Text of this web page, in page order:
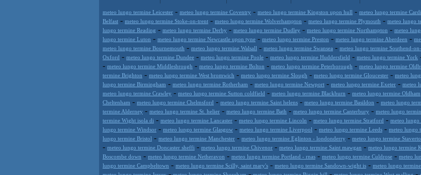
meteo lungo termine Leicester - meteo lungo termine Coventry - meteo lungo termine Kingston upon hull - meteo lungo termine
Belfast - meteo lungo termine Stoke-on-trent - meteo lungo termine Wolverhampton - meteo lungo termine Plymouth - meteo lungo
lungo termine Reading - meteo lungo termine Derby - meteo lungo termine Dudley - meteo lungo termine Northampton - meteo
lungo termine Luton - meteo lungo termine Newcastle upon tyne - meteo lungo termine Preston - meteo lungo termine Aberdeen -
meteo lungo termine Bournemouth - meteo lungo termine Walsall - meteo lungo termine Swansea - meteo lungo termine Southend-on-
Oxford - meteo lungo termine Dundee - meteo lungo termine Poole - meteo lungo termine Huddersfield - meteo lungo termine York
- meteo lungo termine Middlesbrough - meteo lungo termine Bolton - meteo lungo termine Peterborough - meteo lungo termine
termine Brighton - meteo lungo termine West bromwich - meteo lungo termine Slough - meteo lungo termine Gloucester - meteo
lungo termine Birmingham - meteo lungo termine Rotherham - meteo lungo termine Newport - meteo lungo termine Exeter - meteo
meteo lungo termine Crawley - meteo lungo termine Sutton coldfield - meteo lungo termine Blackburn - meteo lungo termine Oldham
Cheltenham - meteo lungo termine Chelmsford - meteo lungo termine Saint helens - meteo lungo termine Basildon - meteo lungo
termine Alderney - meteo lungo termine St. helier - meteo lungo termine Bath - meteo lungo termine Canterbury - meteo lungo
termine Wight isola di - meteo lungo termine Lancaster - meteo lungo termine Lincoln - meteo lungo termine Stratford - meteo lungo
lungo termine Windsor - meteo lungo termine Glasgow - meteo lungo termine Liverpool - meteo lungo termine Leeds - meteo lungo
lungo termine Bristol - meteo lungo termine Manchester - meteo lungo termine Eglinton - londonderry - meteo lungo termine
- meteo lungo termine Doncaster sheffi - meteo lungo termine Chivenor - meteo lungo termine Saint mawgan - meteo lungo termine
Boscombe down - meteo lungo termine Netheravon - meteo lungo termine Portland - rnas - meteo lungo termine Culdrose - meteo
lungo termine Campbeltown - meteo lungo termine Scilly, saint mary's - meteo lungo termine Sandown-wight is - meteo lungo